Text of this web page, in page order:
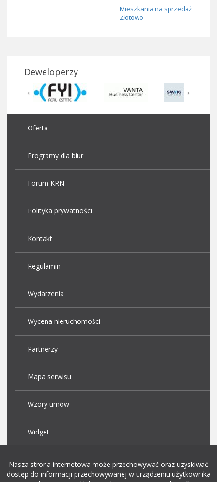
Mieszkania na sprzedaż
Złotowo
Deweloperzy
Oferta
Programy dla biur
Forum KRN
Polityka prywatności
Kontakt
Regulamin
Wydarzenia
Wycena nieruchomości
Partnerzy
Mapa serwisu
Wzory umów
Widget
Nasza strona internetowa może przechowywać oraz uzyskiwać
dostęp do informacji przechowywanej w urządzeniu użytkownika